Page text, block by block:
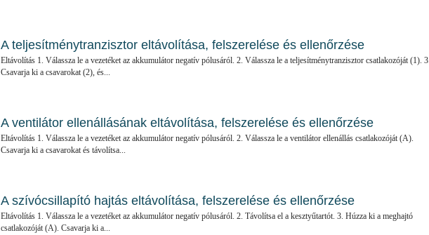
A teljesítménytranzisztor eltávolítása, felszerelése és ellenőrzése
Eltávolítás 1. Válassza le a vezetéket az akkumulátor negatív pólusáról. 2. Válassza le a teljesítménytranzisztor csatlakozóját (1).
Csavarja ki a csavarokat (2), és...
A ventilátor ellenállásának eltávolítása, felszerelése és ellenőrzése
Eltávolítás 1. Válassza le a vezetéket az akkumulátor negatív pólusáról. 2. Válassza le a ventilátor ellenállás csatlakozóját (A).
Csavarja ki a csavarokat és távolítsa...
A szívócsillapító hajtás eltávolítása, felszerelése és ellenőrzése
Eltávolítás 1. Válassza le a vezetéket az akkumulátor negatív pólusáról. 2. Távolítsa el a kesztyűtartót. 3. Húzza ki a meghajtó
csatlakozóját (A). Csavarja ki a...